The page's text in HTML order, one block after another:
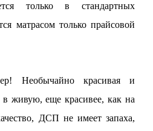
только в стандартных
матрасом только прайсовой
Необычайно красивая и
в живую, еще красивее, как на
ДСП не имеет запаха,